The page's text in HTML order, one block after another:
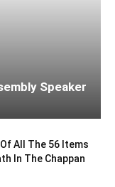
Speaker
All The 56 Items
In The Chappan